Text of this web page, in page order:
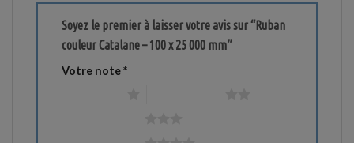
Soyez le premier à laisser votre avis sur “Ruban
couleur Catalane – 100 x 25 000 mm”
Votre note*